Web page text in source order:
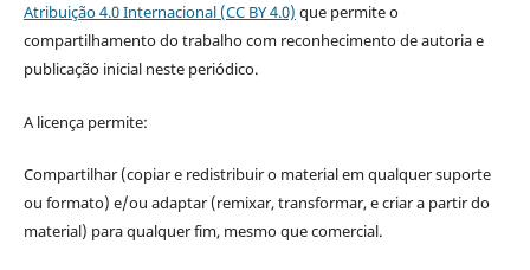
Atribuição 4.0 Internacional (CC BY 4.0) que permite o
compartilhamento do trabalho com reconhecimento de autoria e
publicação inicial neste periódico.
A licença permite:
Compartilhar (copiar e redistribuir o material em qualquer suporte
ou formato) e/ou adaptar (remixar, transformar, e criar a partir do
material) para qualquer fim, mesmo que comercial.